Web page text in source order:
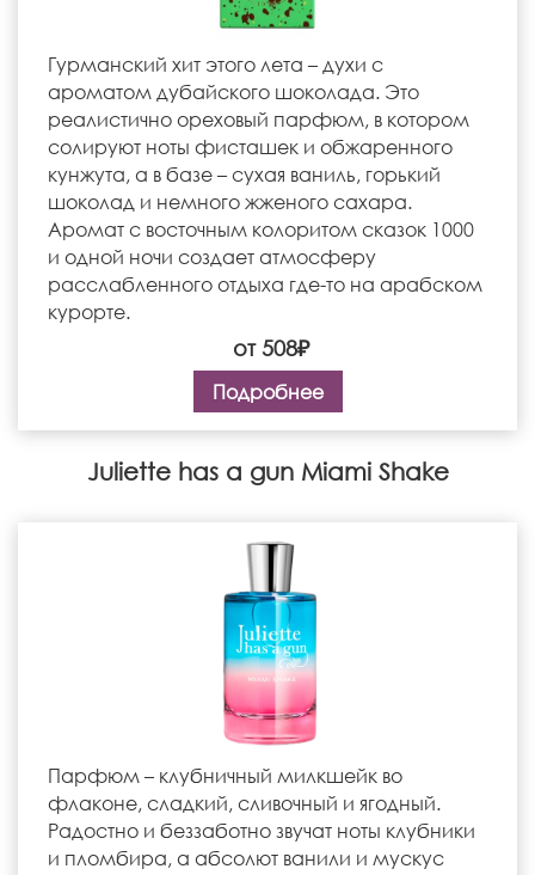
Гурманский хит этого лета – духи с
ароматом дубайского шоколада. Это
реалистично ореховый парфюм, в котором
солируют ноты фисташек и обжаренного
кунжута, а в базе – сухая ваниль, горький
шоколад и немного жженого сахара.
Аромат с восточным колоритом сказок 1000
и одной ночи создает атмосферу
расслабленного отдыха где-то на арабском
курорте.
от 508₽
Подробнее
Juliette has a gun Miami Shake
Парфюм – клубничный милкшейк во
флаконе, сладкий, сливочный и ягодный.
Радостно и беззаботно звучат ноты клубники
и пломбира, а абсолют ванили и мускус